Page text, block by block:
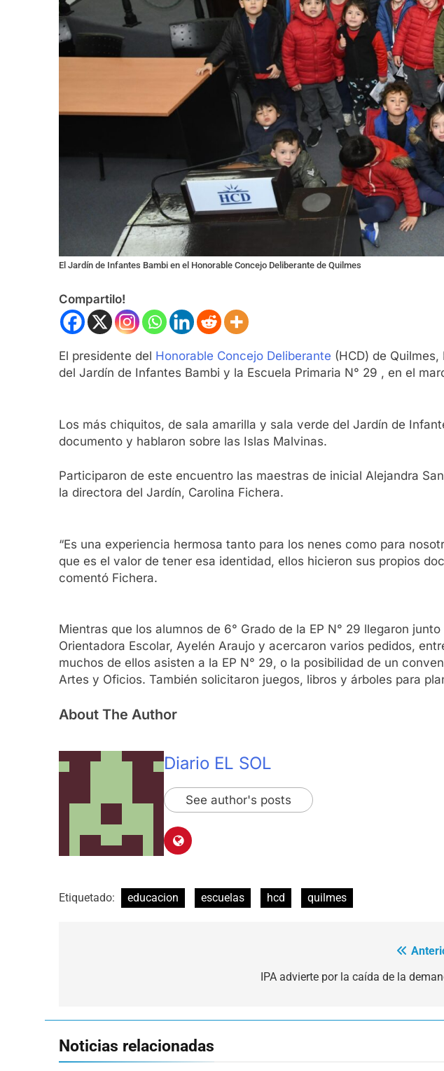
El Jardín de Infantes Bambi en el Honorable Concejo Deliberante de Quilmes
Compartilo!
El presidente del Honorable Concejo Deliberante (HCD) de
del Jardín de Infantes Bambi y la Escuela Primaria N° 29 , en el
Los más chiquitos, de sala amarilla y sala verde del Jardín de
documento y hablaron sobre las Islas Malvinas.
Participaron de este encuentro las maestras de inicial Alejandra
la directora del Jardín, Carolina Fichera.
“Es una experiencia hermosa tanto para los nenes como para
que es el valor de tener esa identidad, ellos hicieron sus propios
comentó Fichera.
Mientras que los alumnos de 6° Grado de la EP N° 29 llegaron
Orientadora Escolar, Ayelén Araujo y acercaron varios pedidos,
muchos de ellos asisten a la EP N° 29, o la posibilidad de un
Artes y Oficios. También solicitaron juegos, libros y árboles para
About The Author
Diario EL SOL
See author's posts
Etiquetado: educacion escuelas hcd quilmes
IPA advierte por la caída de la
Noticias relacionadas